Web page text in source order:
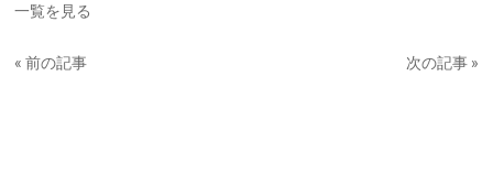
一覧を見る
« 前の記事 次の記事 »